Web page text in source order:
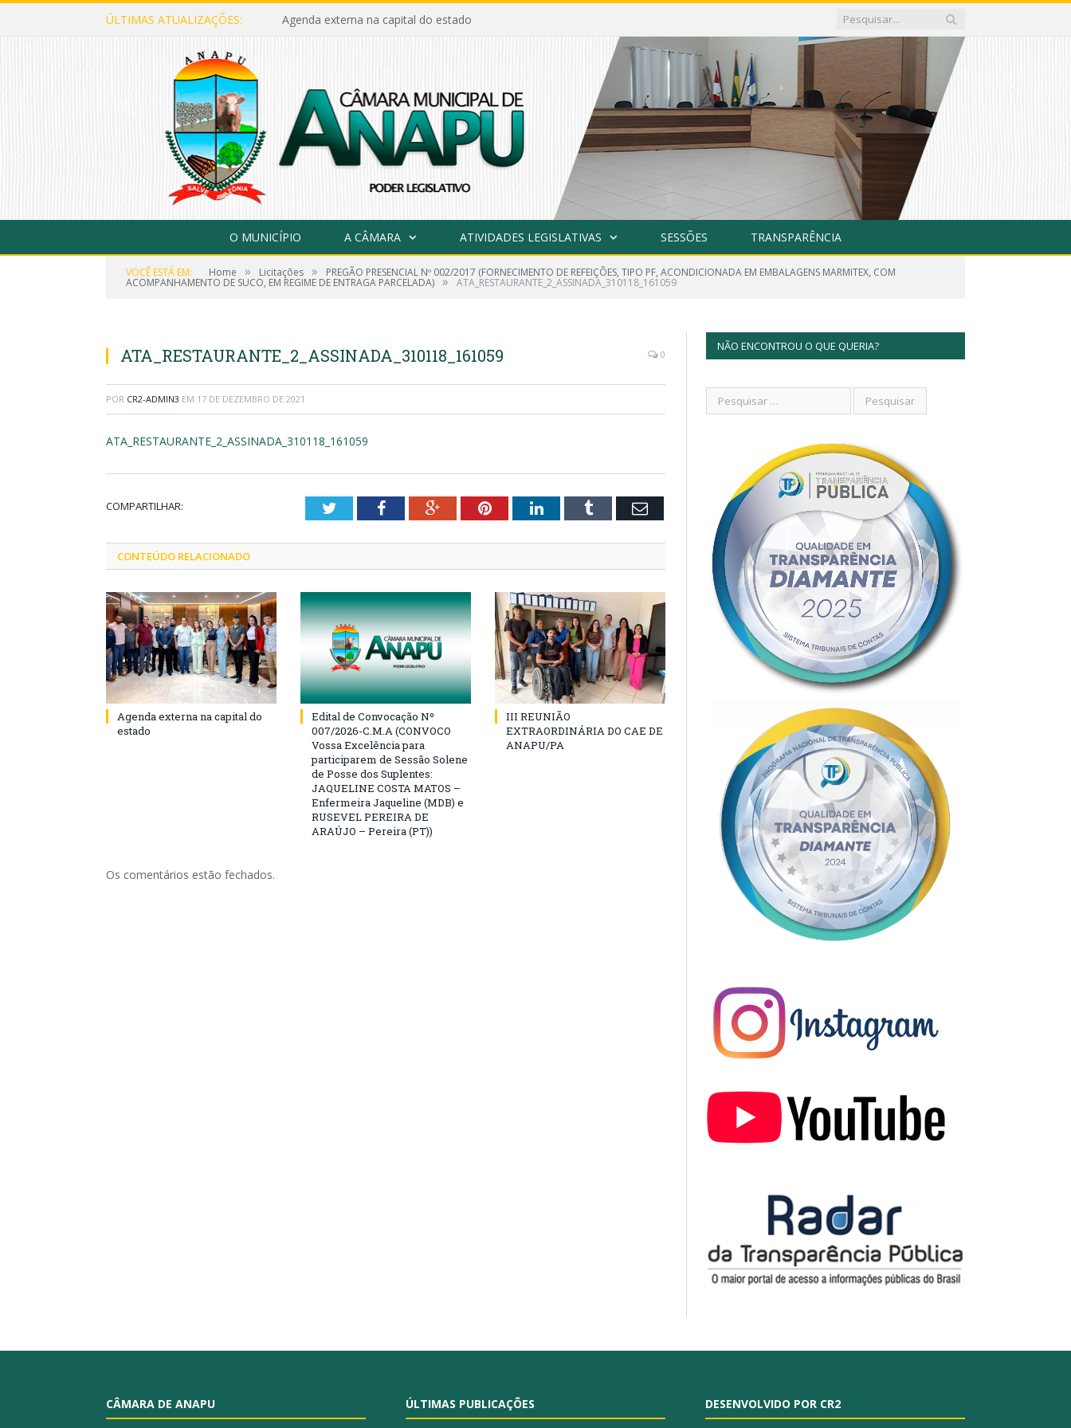
ÚLTIMAS ATUALIZAÇÕES: Agenda externa na capital do estado
O MUNICÍPIO A CÂMARA ATIVIDADES LEGISLATIVAS SESSÕES TRANSPARÊNCIA
VOCÊ ESTÁ EM: Home » Licitações » PREGÃO PRESENCIAL Nº 002/2017 (FORNECIMENTO DE REFEIÇÕES, TIPO PF, ACONDICIONADA EM EMBALAGENS MARMITEX, COM
ACOMPANHAMENTO DE SUCO, EM REGIME DE ENTRAGA PARCELADA) » ATA_RESTAURANTE_2_ASSINADA_310118_161059
ATA_RESTAURANTE_2_ASSINADA_310118_161059 0
POR CR2-ADMIN3 EM 17 DE DEZEMBRO DE 2021
ATA_RESTAURANTE_2_ASSINADA_310118_161059
COMPARTILHAR: TwitterFacebookGoogle+PinterestLinkedInTumblr Email
CONTEÚDO RELACIONADO
Agenda externa na capital do
estado
Edital de Convocação Nº
007/2026-C.M.A (CONVOCO
Vossa Excelência para
participarem de Sessão Solene
de Posse dos Suplentes:
JAQUELINE COSTA MATOS –
Enfermeira Jaqueline (MDB) e
RUSEVEL PEREIRA DE
ARAÚJO – Pereira (PT))
III REUNIÃO
EXTRAORDINÁRIA DO CAE DE
ANAPU/PA
Os comentários estão fechados.
NÃO ENCONTROU O QUE QUERIA?
CÂMARA DE ANAPU ÚLTIMAS PUBLICAÇÕES DESENVOLVIDO POR CR2